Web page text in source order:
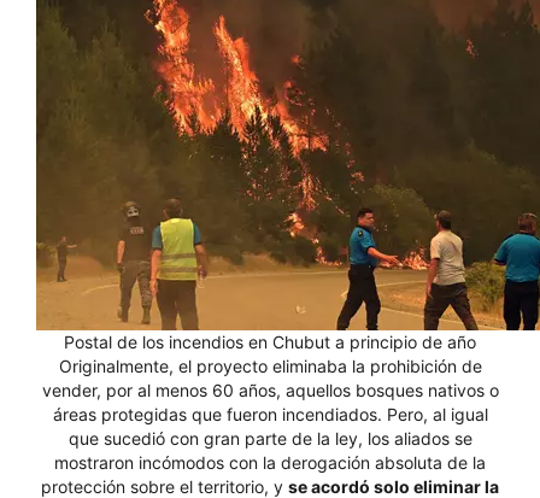
Postal de los incendios en Chubut a principio de año
Originalmente, el proyecto eliminaba la prohibición de
vender, por al menos 60 años, aquellos bosques nativos o
áreas protegidas que fueron incendiados. Pero, al igual
que sucedió con gran parte de la ley, los aliados se
mostraron incómodos con la derogación absoluta de la
protección sobre el territorio, y se acordó solo eliminar la